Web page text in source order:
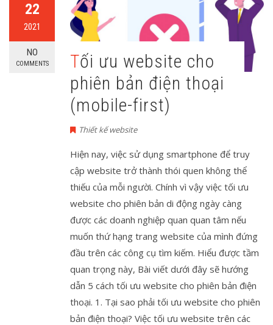
22
2021
NO
COMMENTS
Tối ưu website cho
phiên bản điện thoại
(mobile-first)
Thiết kế website
Hiện nay, việc sử dụng smartphone để truy
cập website trở thành thói quen không thể
thiếu của mỗi người. Chính vì vậy việc tối ưu
website cho phiên bản di động ngày càng
được các doanh nghiệp quan quan tâm nếu
muốn thứ hạng trang website của mình đứng
đầu trên các công cụ tìm kiếm. Hiểu được tầm
quan trọng này, Bài viết dưới đây sẽ hướng
dẫn 5 cách tối ưu website cho phiên bản điện
thoại. 1. Tại sao phải tối ưu website cho phiên
bản điện thoại? Việc tối ưu website trên các